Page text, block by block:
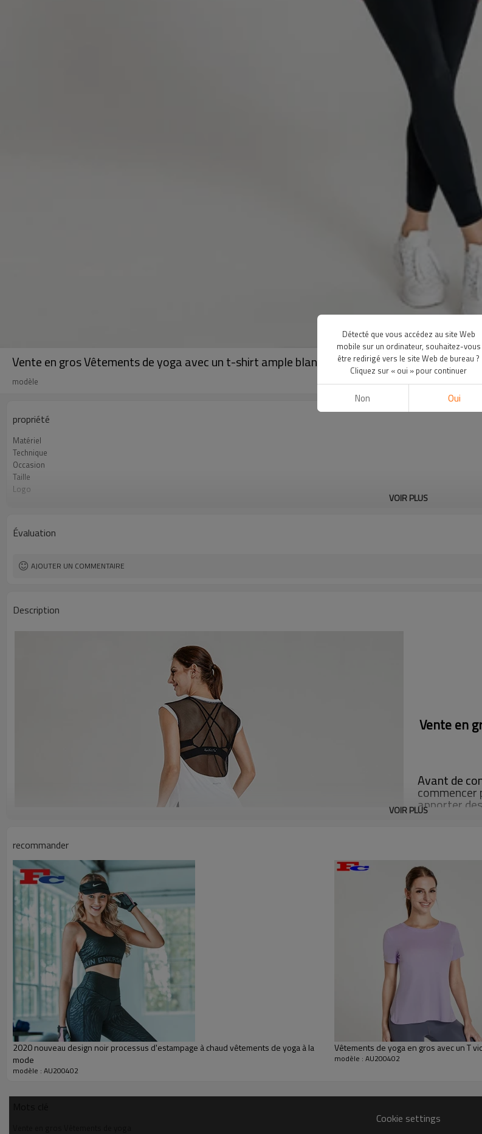
Vente en gros Vêtements de yoga avec un t-shirt ample blanc et des leggings noirs
modèle
propriété
Matériel
Technique
Occasion
Taille
Logo
Étiquette et étiquette
VOIR PLUS
Évaluation
AJOUTER UN COMMENTAIRE
Description
Vente en
Avant de
apporter
blancs et
et ont un
douleurs
également
Vente en
VOIR PLUS
recommander
2020 nouveau design noir processus d'estampage à chaud vêtements de yoga à la
mode
modèle : AU200402
Vêtements de yoga en gros avec un T
modèle : AU200402
Cookie settings
Détecté que vous accédez au site Web
mobile sur un ordinateur, souhaitez-vous
être redirigé vers le site Web de bureau ?
Cliquez sur « oui » pour continuer
Non Oui